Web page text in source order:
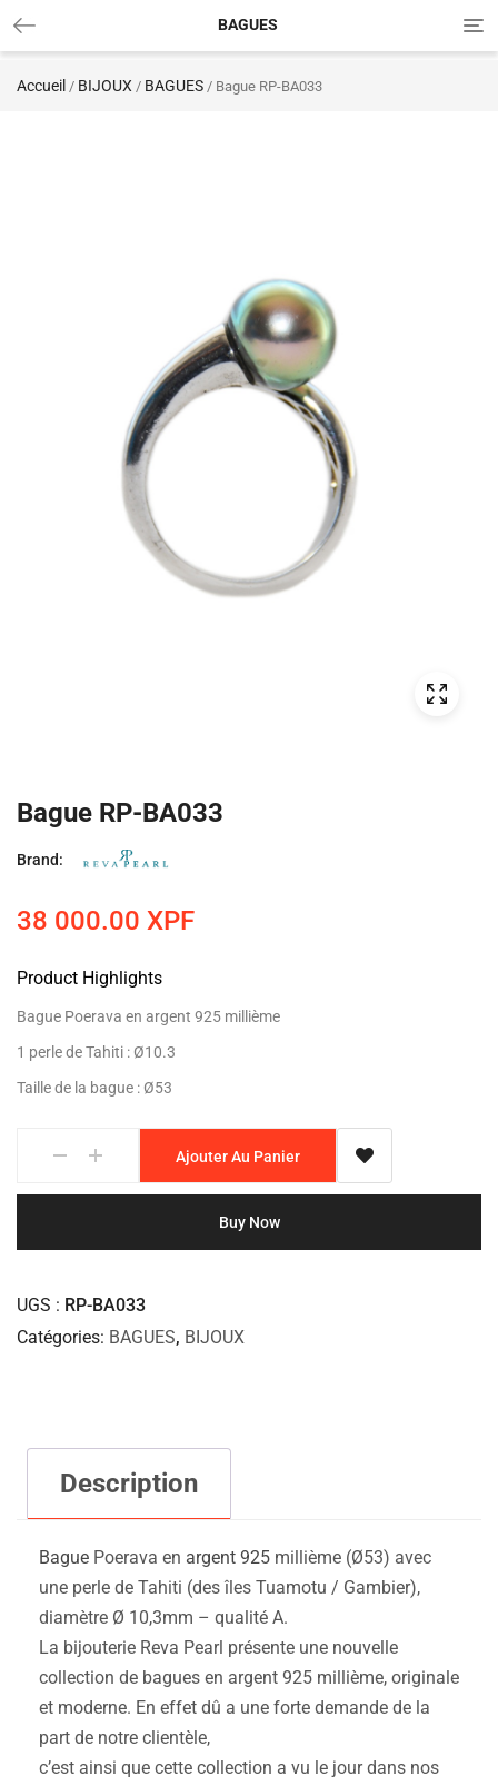
BAGUES
Accueil / BIJOUX / BAGUES / Bague RP-BA033
Bague RP-BA033
Brand:
38 000.00 XPF
Product Highlights
Bague Poerava en argent 925 millième
1 perle de Tahiti : Ø10.3
Taille de la bague : Ø53
Ajouter Au Panier
Buy Now
UGS
RP-BA033
Catégories BAGUES, BIJOUX
Description
Bague Poerava en argent 925 millième (Ø53) avec
une perle de Tahiti (des îles Tuamotu / Gambier),
diamètre Ø 10,3mm – qualité A.
La bijouterie Reva Pearl présente une nouvelle
collection de bagues en argent 925 millième, originale
et moderne. En effet dû a une forte demande de la
part de notre clientèle,
c’est ainsi que cette collection a vu le jour dans nos